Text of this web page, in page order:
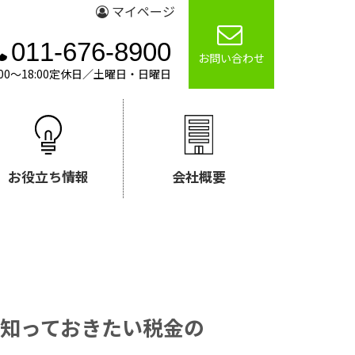
マイページ
011-676-8900
～18:00定休日／土曜日・日曜日
お問い合わせ
お役立ち情報 会社概要
っておきたい税金の